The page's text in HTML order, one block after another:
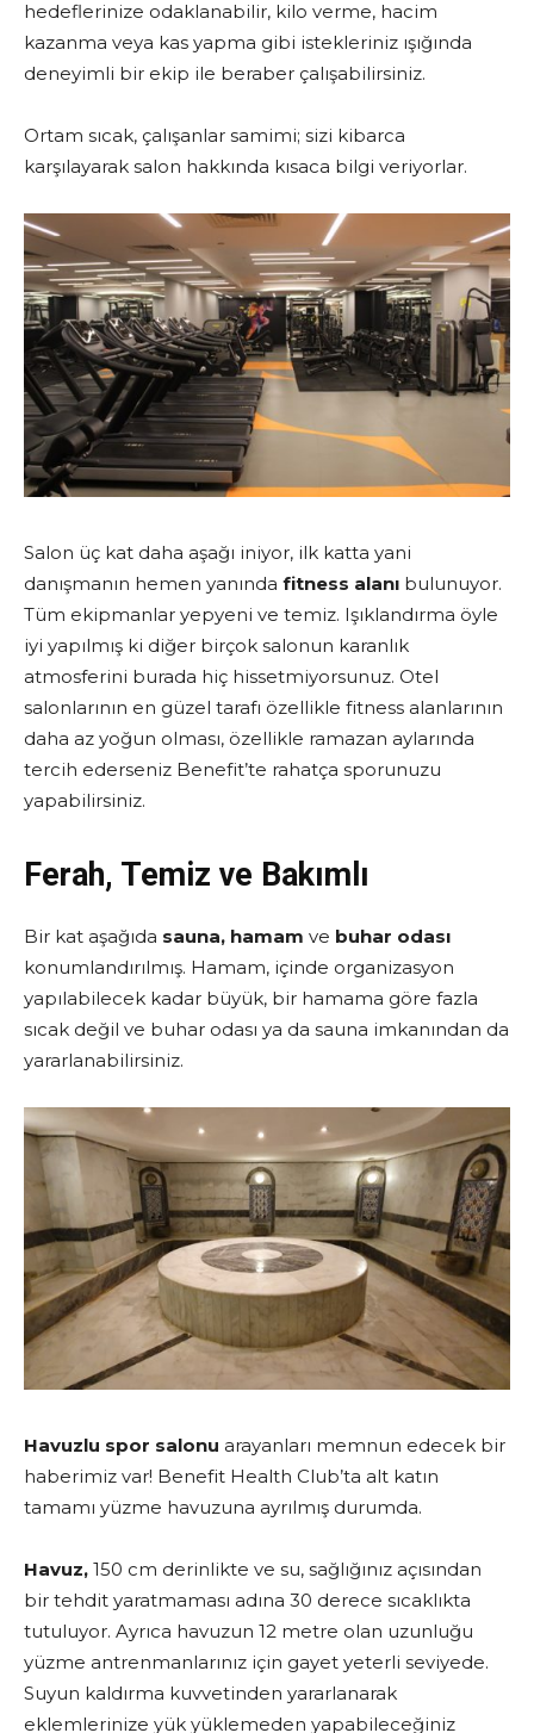
hedeflerinize odaklanabilir, kilo verme, hacim
kazanma veya kas yapma gibi istekleriniz ışığında
deneyimli bir ekip ile beraber çalışabilirsiniz.
Ortam sıcak, çalışanlar samimi; sizi kibarca
karşılayarak salon hakkında kısaca bilgi veriyorlar.
Salon üç kat daha aşağı iniyor, ilk katta yani
danışmanın hemen yanında fitness alanı bulunuyor.
Tüm ekipmanlar yepyeni ve temiz. Işıklandırma öyle
iyi yapılmış ki diğer birçok salonun karanlık
atmosferini burada hiç hissetmiyorsunuz. Otel
salonlarının en güzel tarafı özellikle fitness alanlarının
daha az yoğun olması, özellikle ramazan aylarında
tercih ederseniz Benefit’te rahatça sporunuzu
yapabilirsiniz.
Ferah, Temiz ve Bakımlı
Bir kat aşağıda sauna, hamam ve buhar odası
konumlandırılmış. Hamam, içinde organizasyon
yapılabilecek kadar büyük, bir hamama göre fazla
sıcak değil ve buhar odası ya da sauna imkanından da
yararlanabilirsiniz.
Havuzlu spor salonu arayanları memnun edecek bir
haberimiz var! Benefit Health Club’ta alt katın
tamamı yüzme havuzuna ayrılmış durumda.
Havuz, 150 cm derinlikte ve su, sağlığınız açısından
bir tehdit yaratmaması adına 30 derece sıcaklıkta
tutuluyor. Ayrıca havuzun 12 metre olan uzunluğu
yüzme antrenmanlarınız için gayet yeterli seviyede.
Suyun kaldırma kuvvetinden yararlanarak
eklemlerinize yük yüklemeden yapabileceğiniz